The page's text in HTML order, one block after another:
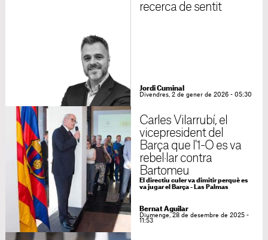
recerca de sentit
Jordi Cuminal
Divendres, 2 de gener de 2026 - 05:30
Carles Vilarrubí, el
vicepresident del
Barça que l'1-O es va
rebel·lar contra
Bartomeu
El directiu culer va dimitir perquè es
va jugar el Barça - Las Palmas
Bernat Aguilar
Diumenge, 28 de desembre de 2025 -
11:53